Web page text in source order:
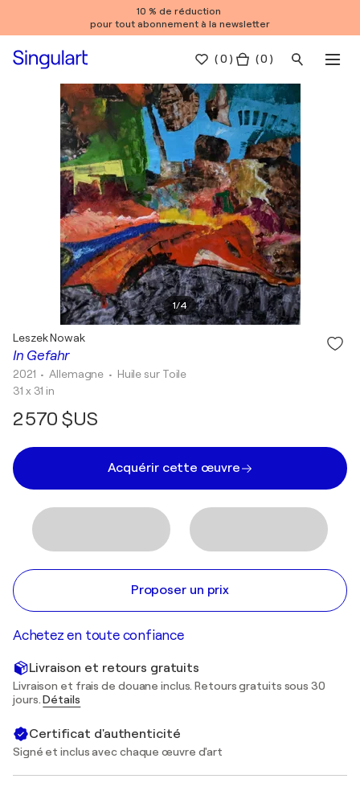
10 % de réduction
pour tout abonnement à la newsletter
(0 ) ( 0 )
1/4
In Gefahr
Leszek Nowak
2021 • Allemagne • Huile sur Toile
31 x 31 in
2 570 $US
Acquérir cette œuvre
Proposer un prix
Achetez en toute confiance
Livraison et retours gratuits
Livraison et frais de douane inclus. Retours gratuits sous 30
jours.Détails
Certificat d'authenticité
Signé et inclus avec chaque œuvre d'art